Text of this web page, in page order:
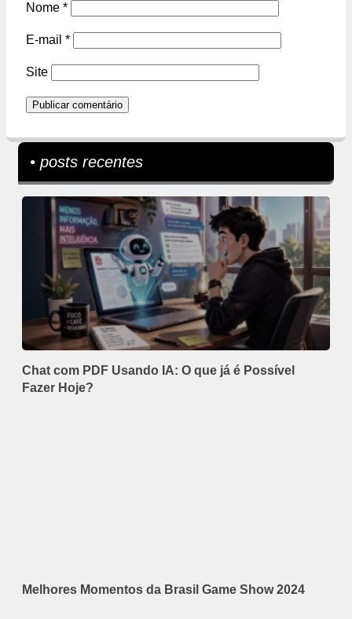
Nome *
E-mail *
Site
• posts recentes
Chat com PDF Usando IA: O que já é Possível
Fazer Hoje?
Melhores Momentos da Brasil Game Show 2024